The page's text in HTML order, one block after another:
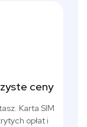
ceny
Karta SIM
opłat i